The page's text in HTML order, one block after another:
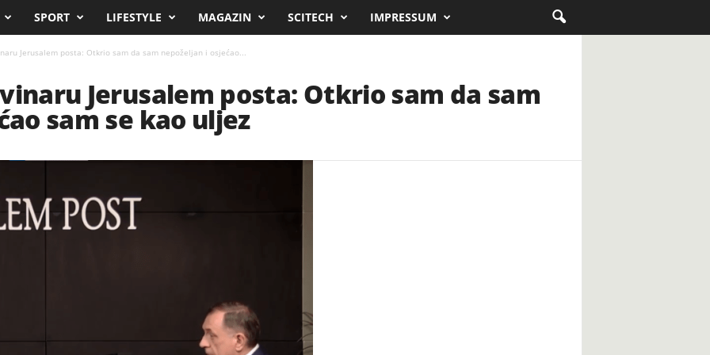
SPORT LIFESTYLE MAGAZIN SCITECH IMPRESSUM
Jerusalem posta: Otkrio sam da sam nepoželjan i osjećao...
Jerusalem posta: Otkrio sam da sam
sam se kao uljez